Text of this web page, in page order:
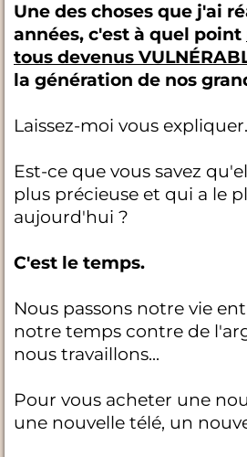
Une des choses que j'ai
années, c'est à quel point
tous devenus
la génération de nos
Laissez-moi vous expliquer.
Est-ce que vous savez
plus précieuse et qui a le
aujourd'hui ?
C'est le temps.
Nous passons notre vie
notre temps contre de
nous travaillons...
Pour vous acheter une
une nouvelle télé, un